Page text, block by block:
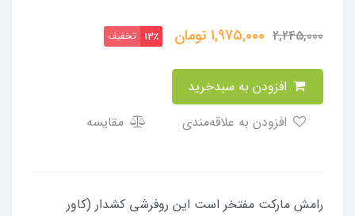
2,245,000
1,975,000تومان 13٪ تخفیف
مقایسه
رامش مارکت مفتخر است این روفرشی کشدار (کاور